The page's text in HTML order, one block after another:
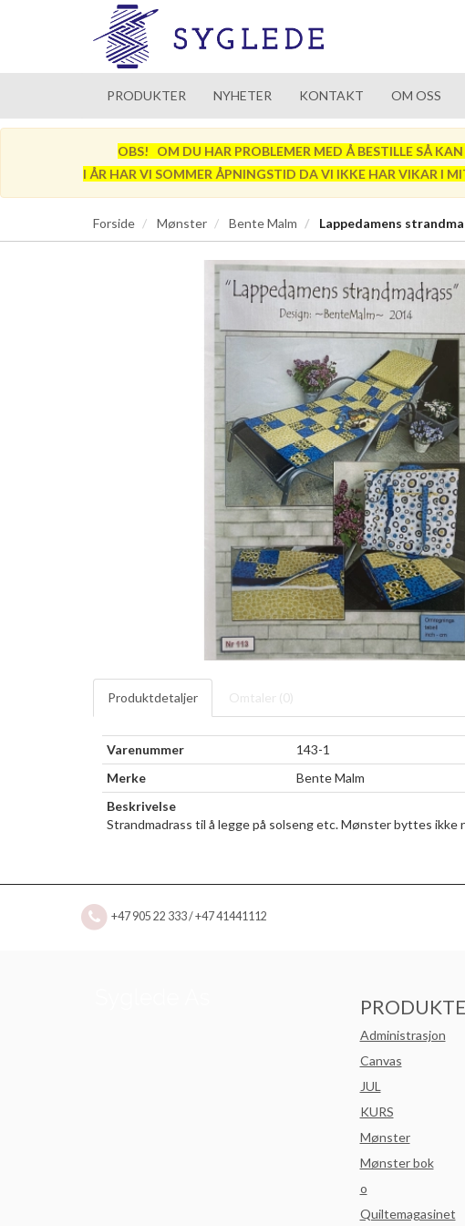
PRODUKTER NYHETER KONTAKT OM OSS
OBS! OM DU HAR PROBLEMER MED Å BESTILLE SÅ
I ÅR HAR VI SOMMER ÅPNINGSTID DA VI IKKE HAR VIKAR I
Forside Mønster Bente Malm Lappedamens
Produktdetaljer Omtaler (0)
Varenummer
143-1
Merke
Bente Malm
Beskrivelse
Strandmadrass til å legge på solseng etc. Mønster byttes
+47 905 22 333 / +47 41441112
Administrasjon
Canvas
JUL
KURS
Mønster
Mønster bok
o
Quiltemagasinet